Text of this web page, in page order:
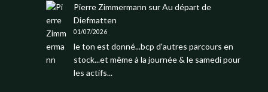
Pierre Zimmermann surAu départ de
Diefmatten
01/07/2026
le ton est donné...bcp d'autres parcours en
stock...et même à la journée & le samedi pour
les actifs...